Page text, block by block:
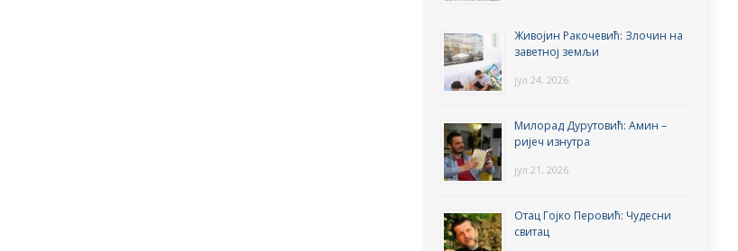
Живојин Ракочевић: Злочин на
заветној земљи
јул 24, 2026
Милорад Дурутовић: Амин –
ријеч изнутра
јул 21, 2026
Отац Гојко Перовић: Чудесни
свитац